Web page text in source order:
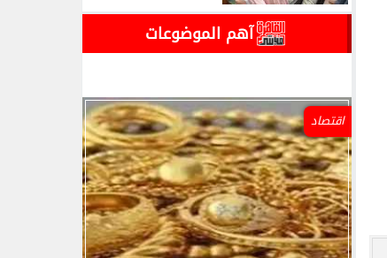
آهم الموضوعات
اقتصاد